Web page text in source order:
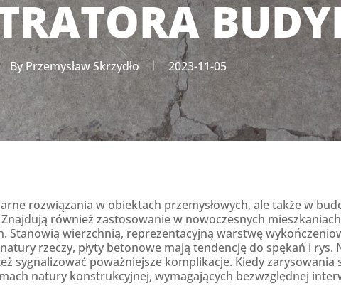
By Przemysław Skrzydło 2023-11-05
rozwiązania w obiektach przemysłowych, ale także w
również zastosowanie w nowoczesnych
Stanowią wierzchnią, reprezentacyjną warstwę
rzeczy, płyty betonowe mają tendencję do spękań i rys.
sygnalizować poważniejsze komplikacje. Kiedy
natury konstrukcyjnej, wymagających bezwzględnej